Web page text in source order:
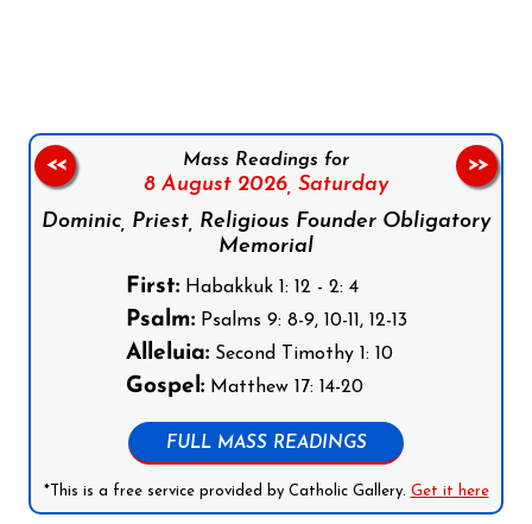
Mass Readings for
8 August 2026, Saturday
Dominic, Priest, Religious Founder Obligatory
Memorial
First:Habakkuk 1: 12 - 2: 4
Psalm:Psalms 9: 8-9, 10-11, 12-13
Alleluia:Second Timothy 1: 10
Gospel:Matthew 17: 14-20
FULL MASS READINGS
*This is a free service provided by Catholic Gallery. Get it here
<< >>